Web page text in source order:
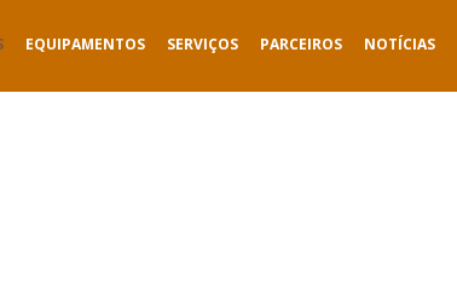
EQUIPAMENTOS SERVIÇOS PARCEIROS NOTÍCIAS